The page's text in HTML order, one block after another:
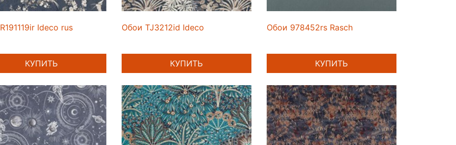
Ideco rus
КУПИТЬ
Обои TJ3212id Ideco
КУПИТЬ
Обои 978452rs Rasch
КУПИТЬ